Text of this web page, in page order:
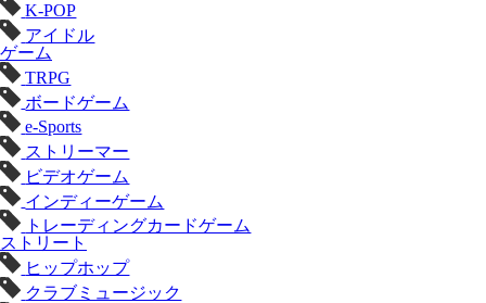
K-POP
アイドル
ゲーム
TRPG
ボードゲーム
e-Sports
ストリーマー
ビデオゲーム
インディーゲーム
トレーディングカードゲーム
ストリート
ヒップホップ
クラブミュージック